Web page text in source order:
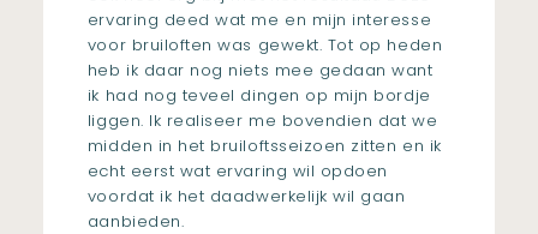
ervaring deed wat me en mijn interesse
voor bruiloften was gewekt. Tot op heden
heb ik daar nog niets mee gedaan want
ik had nog teveel dingen op mijn bordje
liggen. Ik realiseer me bovendien dat we
midden in het bruiloftsseizoen zitten en ik
echt eerst wat ervaring wil opdoen
voordat ik het daadwerkelijk wil gaan
aanbieden.